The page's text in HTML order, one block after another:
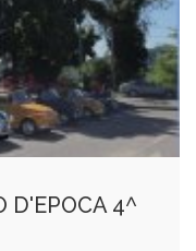
D'EPOCA 4^